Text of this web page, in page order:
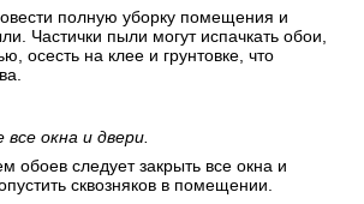
полную уборку помещения и
Частички пыли могут испачкать обои,
осесть на клее и грунтовке, что
окна и двери.
обоев следует закрыть все окна и
сквозняков в помещении.